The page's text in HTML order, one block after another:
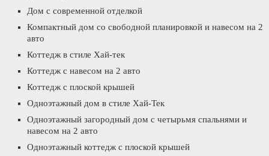
Дом с современной отделкой
Компактный дом со свободной планировкой и навесом на 2
авто
Коттедж в стиле Хай-тек
Коттедж с навесом на 2 авто
Коттедж с плоской крышей
Одноэтажный дом в стиле Хай-Тек
Одноэтажный загородный дом с четырьмя спальнями и
навесом на 2 авто
Одноэтажный коттедж с плоской крышей